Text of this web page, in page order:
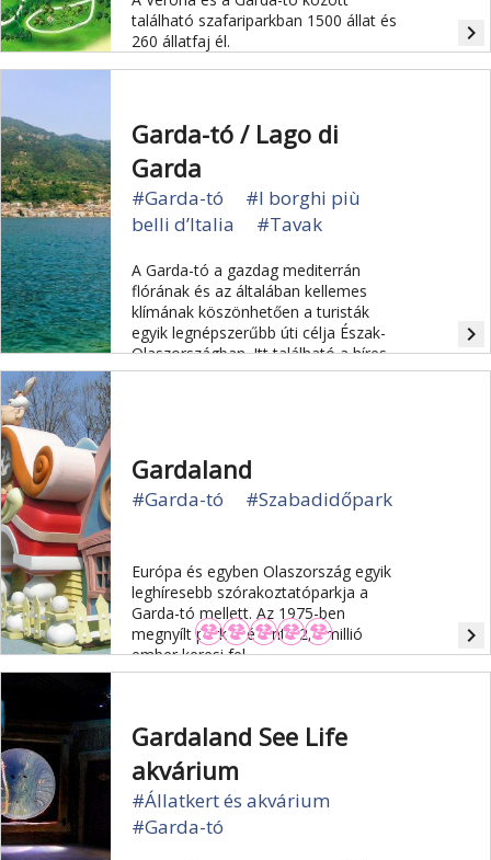
található szafariparkban 1500 állat és
260 állatfaj él.
navigate_next
Garda-tó / Lago di
Garda
#Garda-tó
#I borghi più
belli d’Italia
#Tavak
A Garda-tó a gazdag mediterrán
flórának és az általában kellemes
klímának köszönhetően a turisták
egyik legnépszerűbb úti célja Észak-
Olaszországban. Itt található a híres
Gardaland.
navigate_next
Gardaland
#Garda-tó #Szabadidőpark
Európa és egyben Olaszország egyik
leghíresebb szórakoztatóparkja a
Garda-tó mellett. Az 1975-ben
megnyílt parkot évente 2,6 millió
ember keresi fel.
navigate_next
Gardaland See Life
akvárium
#Állatkert és akvárium
#Garda-tó